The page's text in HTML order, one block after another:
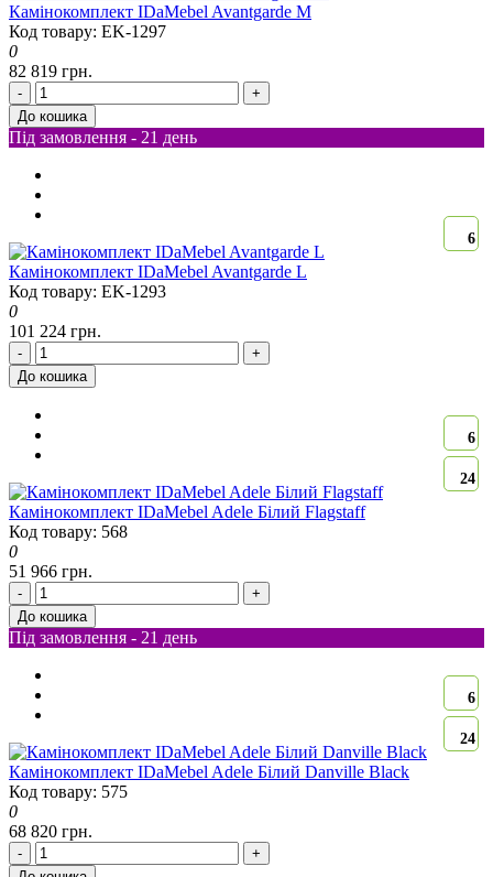
Камінокомплект IDaMebel Avantgarde M
Код товару: EK-1297
0
82 819 грн.
-
+
До кошика
Під замовлення - 21 день
6
Камінокомплект IDaMebel Avantgarde L
Код товару: EK-1293
0
101 224 грн.
-
+
До кошика
6
24
Камінокомплект IDaMebel Adele Білий Flagstaff
Код товару: 568
0
51 966 грн.
-
+
До кошика
Під замовлення - 21 день
6
24
Камінокомплект IDaMebel Adele Білий Danville Black
Код товару: 575
0
68 820 грн.
-
+